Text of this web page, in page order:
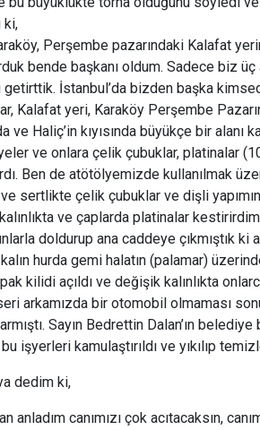
ki,
Perşembe pazarındaki Kalafat
bende başkanı oldum. Sadece biz üç
getirttik. İstanbul’da bizden başka
Kalafat yeri, Karaköy Perşembe
ve Haliç’in kıyısında büyükçe bir alanı
ve onlara çelik çubuklar, platinalar
Ben de atötölyemizde kullanılmak
sertlikte çelik çubuklar ve dişli
ve çaplarda platinalar
doldurup ana caddeye çıkmıştık ki
hurda gemi halatın (palamar)
kilidi açıldı ve değişik kalınlıkta
arkamızda bir otomobil olmaması
Sayın Bedrettin Dalan’ın belediye
işyerleri kamulaştırıldı ve yıkılıp
dedim ki,
anladım canımızı çok acıtacaksın,